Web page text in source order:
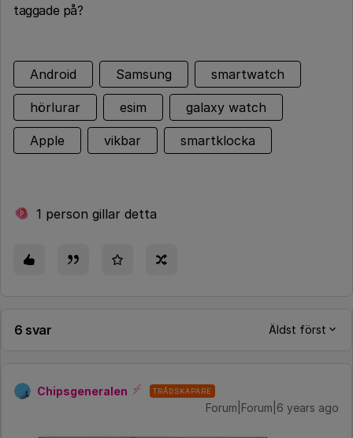
taggade på?
Android Samsung smartwatch
hörlurar esim galaxy watch
Apple vikbar smartklocka
P 1 person gillar detta
6 svar Äldst först
Chipsgeneralen TRÅDSKAPARE
Forum|Forum|6 years ago